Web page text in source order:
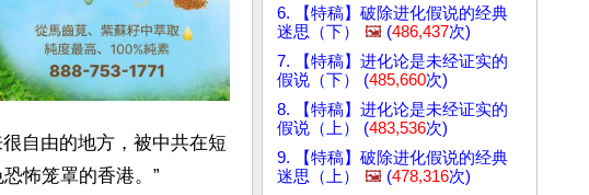
自由的地方，被中共在短
怖笼罩的香港。”
6. 【特稿】破除进化假说的经典
迷思（下）
🖼️ (486,437次)
7. 【特稿】进化论是未经证实的
假说（下） (485,660次)
8. 【特稿】进化论是未经证实的
假说（上） (483,536次)
9. 【特稿】破除进化假说的经典
迷思（上）
🖼️ (478,316次)